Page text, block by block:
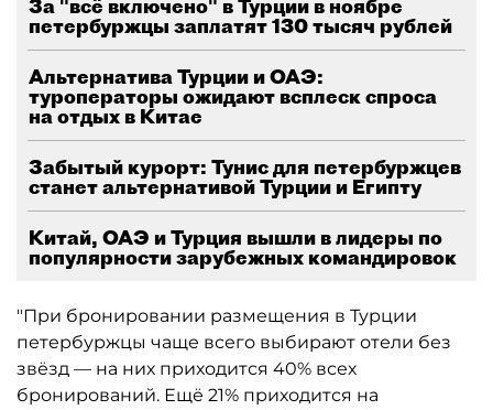
За "всё включено" в Турции в ноябре
петербуржцы заплатят 130 тысяч рублей
Альтернатива Турции и ОАЭ:
туроператоры ожидают всплеск спроса
на отдых в Китае
Забытый курорт: Тунис для петербуржцев
станет альтернативой Турции и Египту
Китай, ОАЭ и Турция вышли в лидеры по
популярности зарубежных командировок
"При бронировании размещения в Турции
петербуржцы чаще всего выбирают отели без
звёзд — на них приходится 40% всех
бронирований. Ещё 21% приходится на